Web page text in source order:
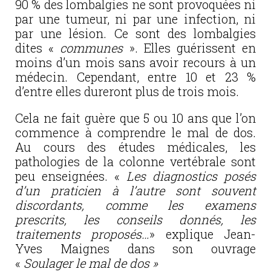
90 % des lombalgies ne sont provoquées ni
par une tumeur, ni par une infection, ni
par une lésion. Ce sont des lombalgies
dites « communes». Elles guérissent en
moins d’un mois sans avoir recours à un
médecin. Cependant, entre 10 et 23 %
d’entre elles dureront plus de trois mois.
Cela ne fait guère que 5 ou 10 ans que l’on
commence à comprendre le mal de dos.
Au cours des études médicales, les
pathologies de la colonne vertébrale sont
peu enseignées. « Les diagnostics posés
d’un praticien à l’autre sont souvent
discordants, comme les examens
prescrits, les conseils donnés, les
traitements proposés…» explique Jean-
Yves Maignes dans son ouvrage
« Soulager le mal de dos »